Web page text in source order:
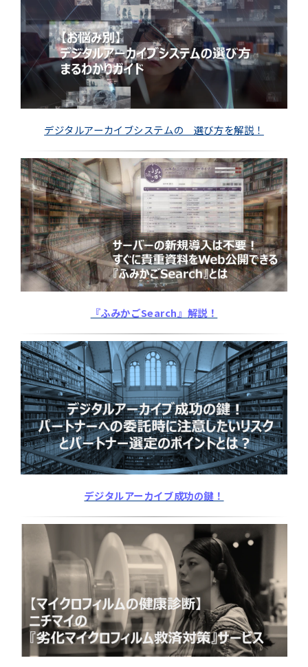
デジタルアーカイブシステムの 選び方を解説！
『ふみかごSearch』解説！
デジタルアーカイブ成功の鍵！